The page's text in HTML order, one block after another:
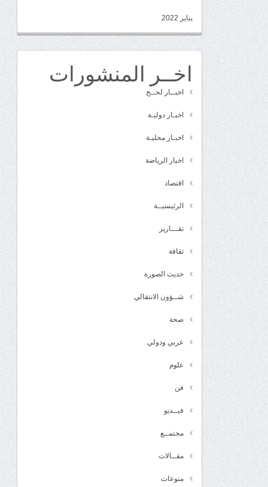
يناير 2022
اخــر المنشورات
اخبــار لحــج
اخبـار دوليـة
اخبـار محليـة
اخبار الرياضة
اقتصاد
الرئيسيــة
تقـــارير
ثقافة
حديث الصورة
شــؤون الانتقالي
صحة
عربي ودولي
علوم
فن
فيــديو
مجتمــع
مقــالات
منوعات